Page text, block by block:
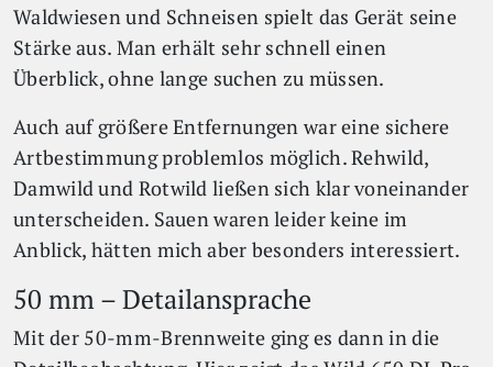
Waldwiesen und Schneisen spielt das Gerät seine
Stärke aus. Man erhält sehr schnell einen
Überblick, ohne lange suchen zu müssen.
Auch auf größere Entfernungen war eine sichere
Artbestimmung problemlos möglich. Rehwild,
Damwild und Rotwild ließen sich klar voneinander
unterscheiden. Sauen waren leider keine im
Anblick, hätten mich aber besonders interessiert.
50 mm – Detailansprache
Mit der 50-mm-Brennweite ging es dann in die